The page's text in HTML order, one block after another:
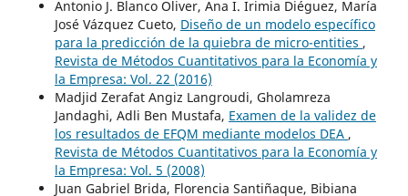
Antonio J. Blanco Oliver, Ana I. Irimia Diéguez, María
José Vázquez Cueto, Diseño de un modelo específico
para la predicción de la quiebra de micro-entities ,
Revista de Métodos Cuantitativos para la Economía y
la Empresa: Vol. 22 (2016)
Madjid Zerafat Angiz Langroudi, Gholamreza
Jandaghi, Adli Ben Mustafa, Examen de la validez de
los resultados de EFQM mediante modelos DEA ,
Revista de Métodos Cuantitativos para la Economía y
la Empresa: Vol. 5 (2008)
Juan Gabriel Brida, Florencia Santiñaque, Bibiana